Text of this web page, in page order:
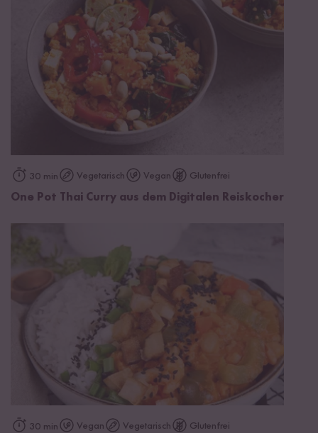
30 min Vegetarisch Vegan Glutenfrei
One Pot Thai Curry aus dem Digitalen Reiskocher
30 min Vegan Vegetarisch Glutenfrei